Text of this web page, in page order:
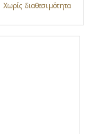
Χωρίς διαθεσιμότητα